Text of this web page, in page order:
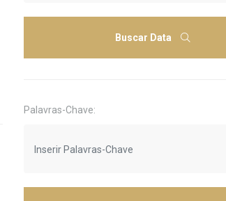
Buscar Data
Palavras-Chave: